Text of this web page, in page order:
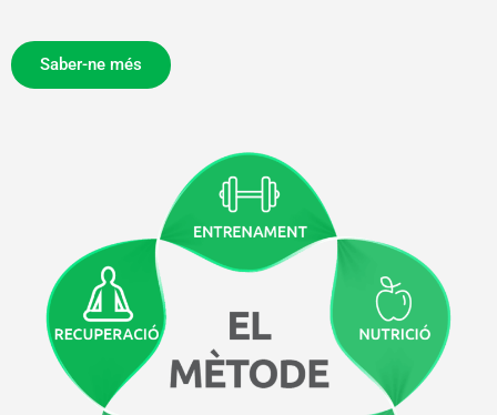
Saber-ne més